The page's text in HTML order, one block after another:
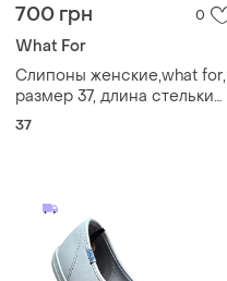
700 грн 0
What For
Слипоны женские,what for,
размер 37, длина стельки
23.5 см,натуральный ворс
37